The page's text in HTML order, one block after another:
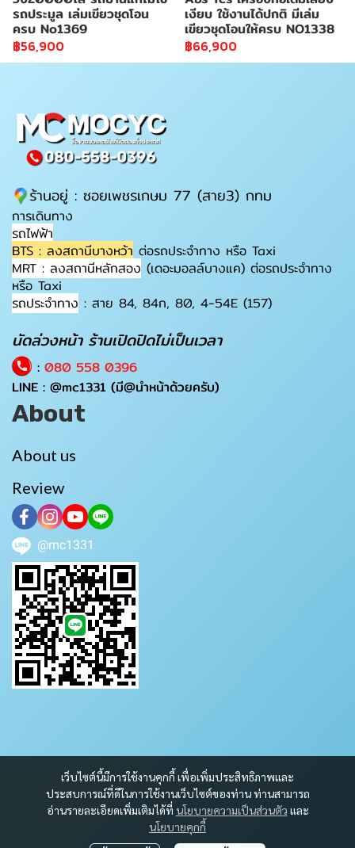
รถประมูล เล่มเขียวชุดโอน
ครบ No1369
฿56,900
เงียบ ใช้งานได้ปกติ มีเล่ม
เขียวชุดโอนให้ครบ NO1338
฿66,900
เว็บไซต์นี้มีการใช้งานคุกกี้ เพื่อเพิ่มประสิทธิภาพและ
ประสบการณ์ที่ดีในการใช้งานเว็บไซต์ของท่าน ท่านสามารถ
อ่านรายละเอียดเพิ่มเติมได้ที่ นโยบายความเป็นส่วนตัว และ
นโยบายคุกกี้
ร้านอยู่ : ซอยเพชรเกษม 77 (สาย3) กทม
การเดินทาง
รถไฟฟ้า
BTS : ลงสถานีบางหว้า ต่อรถประจำทาง หรือ Taxi
MRT : ลงสถานีหลักสอง (เดอะมอลล์บางแค) ต่อรถประจำทาง
หรือ Taxi
รถประจำทาง : สาย 84, 84ก, 80, 4-54E (157)
นัดล่วงหน้า ร้านเปิดปิดไม่เป็นเวลา
: 080 558 0396
LINE : @mc1331 (มี@นำหน้าด้วยครับ)
About
About us
Review
@mc1331